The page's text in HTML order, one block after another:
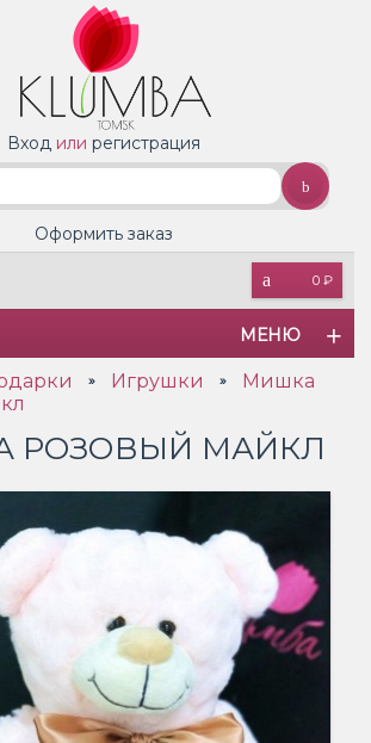
Вход или регистрация
0 ₽
Оформить заказ
МЕНЮ
» Игрушки »
Мишка
РОЗОВЫЙ МАЙКЛ